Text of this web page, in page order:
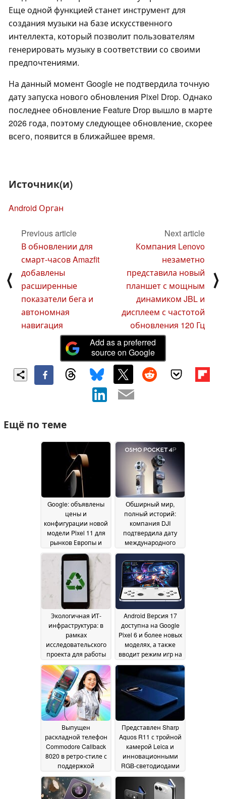
Еще одной функцией станет инструмент для
создания музыки на базе искусственного
интеллекта, который позволит пользователям
генерировать музыку в соответствии со своими
предпочтениями.
На данный момент Google не подтвердила точную
дату запуска нового обновления Pixel Drop. Однако
последнее обновление Feature Drop вышло в марте
2026 года, поэтому следующее обновление, скорее
всего, появится в ближайшее время.
Источник(и)
Android Орган
⟨
Previous article
В обновлении для
смарт-часов Amazfit
добавлены
расширенные
показатели бега и
автономная
навигация
Next article
Компания Lenovo
незаметно
представила новый
планшет с мощным
динамиком JBL и
дисплеем с частотой
обновления 120 Гц
⟩
Add as a preferred
source on Google
Ещё по теме
Google: объявлены
цены и
конфигурации новой
модели Pixel 11 для
рынков Европы и
Великобритании08
July 2026
Обширный мир,
полный историй:
компания DJI
подтвердила дату
международного
выпуска Osmo Pocket
4 Pro24 June 2026
Экологичная ИТ-
инфраструктура: в
рамках
исследовательского
проекта для работы
центра обработки
данных
используются
выведенные из
эксплуатации
смартфоны18 June 2026
Android Версия 17
доступна на Google
Pixel 6 и более новых
моделях, а также
вводит режим игр на
складных
17 June
2026
Выпущен
раскладной телефон
Commodore Callback
8020 в ретро-стиле с
поддержкой
приложений из
магазина « Android »
16 June 2026
Представлен Sharp
Aquos R11 с тройной
камерой Leica и
инновационными
RGB-светодиодами
16 June 2026